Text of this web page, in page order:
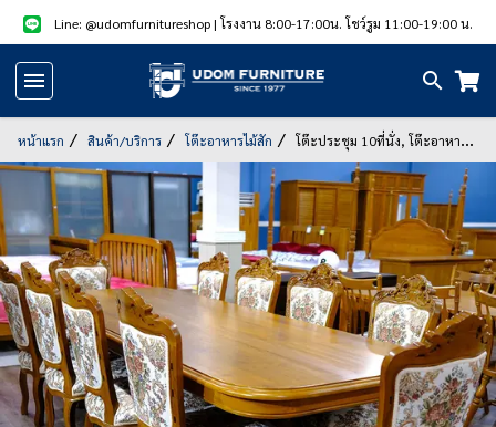
Line: @udomfurnitureshop| โรงงาน 8:00-17:00น. โชว์รูม 11:00-19:00 น.
หน้า
สินค้า
แนะนำ
สินค้า
ลด
ราคา
สินค้า/
บริการ
หน้าแรก สินค้า/บริการ โต๊ะอาหารไม้สัก
10ที่นั่ง พร้อมส่ง